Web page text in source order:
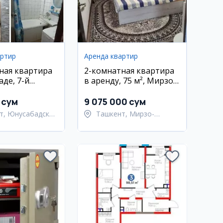
квартира
7-й
Юнусабадский
Аренда квартир
2-комнатная квартира
в аренду, 75 м², Мирзо-
9 075 000 сум
Ташкент, Мирзо-